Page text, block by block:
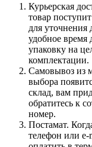
Курьерская
товар
для уточнения
удобное время
упаковку на
комплектации.
Самовывоз из
выбора
склад, вам
обратитесь к
номер.
Постамат.
телефон или